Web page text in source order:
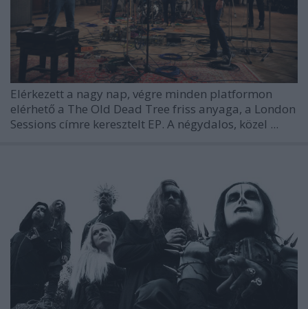
Elérkezett a nagy nap, végre minden platformon
elérhető a The Old Dead Tree friss anyaga, a London
Sessions címre keresztelt EP. A négydalos, közel ...